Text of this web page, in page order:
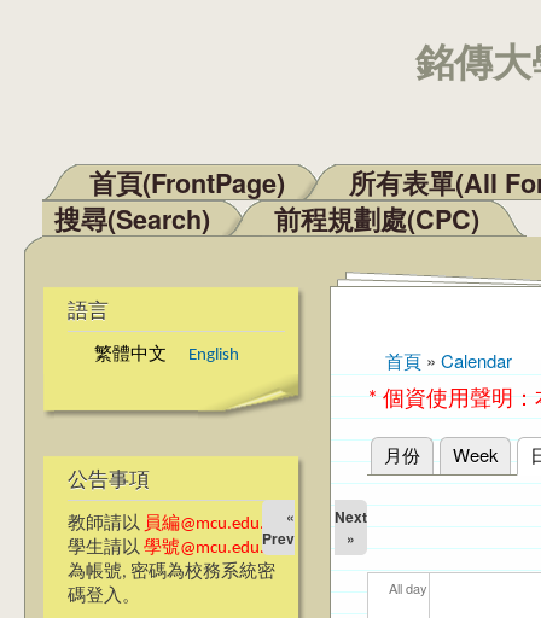
銘傳
主選單
首頁(FrontPage)
所有表單(All
搜尋(Search)
前程規劃處(CPC)
語言
繁體中文 English
公告事項
教師請以 員編@mcu.edu.tw
學生請以 學號@mcu.edu.tw
為帳號, 密碼為校務系統密
碼登入。
您在這裡
首頁 » Calendar
* 個資使用聲明
主要索引標籤
月份 Week
«
Prev
Next
»
All day